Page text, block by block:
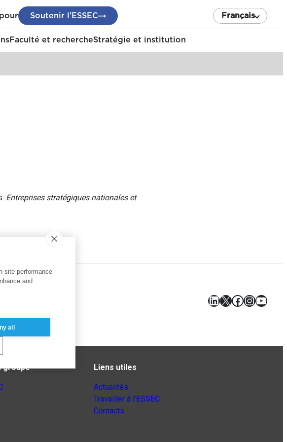
Soutenir l’ESSEC Français
Faculté et rechercheStratégie et institution
Entreprises stratégiques nationales et
LinkedIn
X Facebook
groupe Liens utiles
Actualités
Travailler à l’ESSEC
Contacts
site performance
and
all